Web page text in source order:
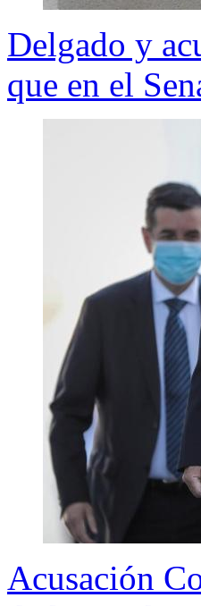
Delgado y
que en el
Acusación